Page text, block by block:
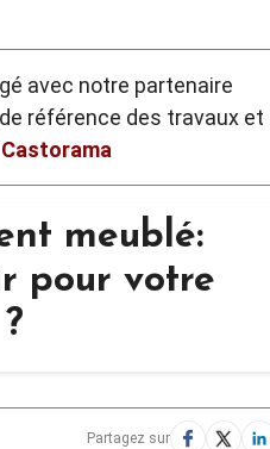
avec notre partenaire
référence des travaux et
meublé:
pour votre
Partagez sur